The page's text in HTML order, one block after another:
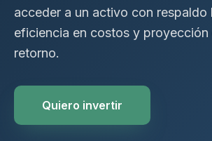
acceder a un activo con respaldo
eficiencia en costos y proyección
retorno.
Quiero invertir